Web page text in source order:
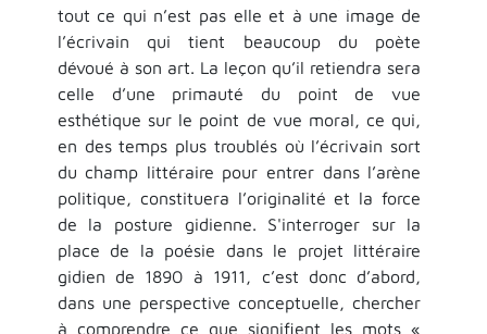
tout ce qui n’est pas elle et à une image de
l’écrivain qui tient beaucoup du poète
dévoué à son art. La leçon qu’il retiendra sera
celle d’une primauté du point de vue
esthétique sur le point de vue moral, ce qui,
en des temps plus troublés où l’écrivain sort
du champ littéraire pour entrer dans l’arène
politique, constituera l’originalité et la force
de la posture gidienne. S'interroger sur la
place de la poésie dans le projet littéraire
gidien de 1890 à 1911, c’est donc d’abord,
dans une perspective conceptuelle, chercher
à comprendre ce que signifient les mots «